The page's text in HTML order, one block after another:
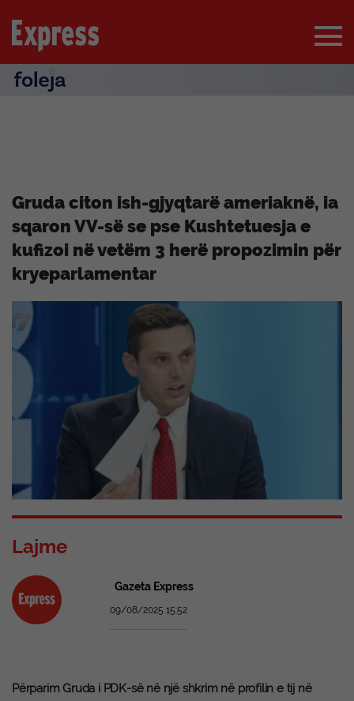
Gruda citon ish-gjyqtarë ameriaknë, ia
sqaron VV-së se pse Kushtetuesja e
kufizoi në vetëm 3 herë propozimin për
kryeparlamentar
Lajme
Gazeta Express
09/08/2025 15:52
Përparim Gruda i PDK-së në një shkrim në profilin e tij në